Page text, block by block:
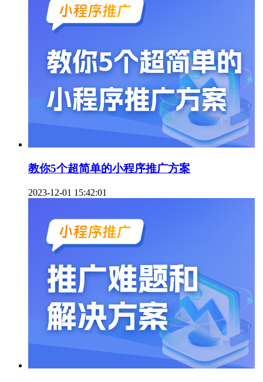
教你5个超简单的小程序推广方案
2023-12-01 15:42:01